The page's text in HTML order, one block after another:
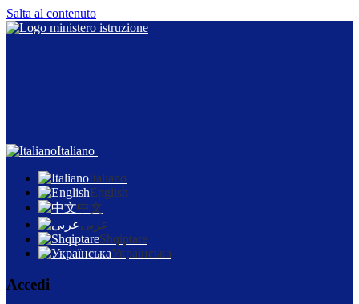
Salta al contenuto
Italiano
Italiano
English
中文
عربى
Shqiptare
Українська
Accedi